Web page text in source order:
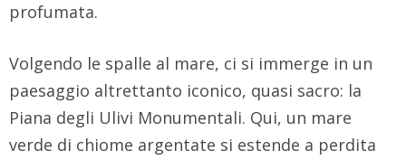
profumata.
Volgendo le spalle al mare, ci si immerge in un
paesaggio altrettanto iconico, quasi sacro: la
Piana degli Ulivi Monumentali. Qui, un mare
verde di chiome argentate si estende a perdita